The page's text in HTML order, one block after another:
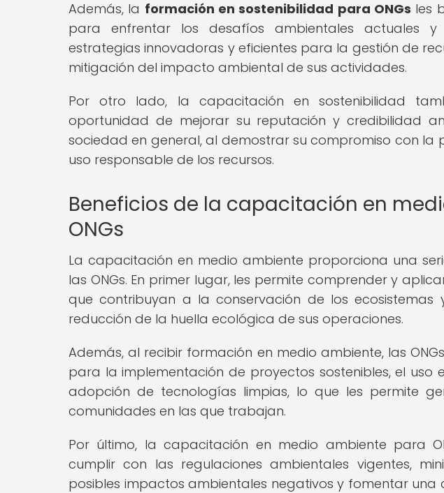
Además, la formación en sostenibilidad para ONGs les
para enfrentar los desafíos ambientales actuales y
estrategias innovadoras y eficientes para la gestión de
mitigación del impacto ambiental de sus actividades.
Por otro lado, la capacitación en sostenibilidad
oportunidad de mejorar su reputación y credibilidad
sociedad en general, al demostrar su compromiso con la
uso responsable de los recursos.
Beneficios de la capacitación en
ONGs
La capacitación en medio ambiente proporciona una
las ONGs. En primer lugar, les permite comprender y
que contribuyan a la conservación de los
reducción de la huella ecológica de sus operaciones.
Además, al recibir formación en medio ambiente, las
para la implementación de proyectos sostenibles, el uso
adopción de tecnologías limpias, lo que les permite
comunidades en las que trabajan.
Por último, la capacitación en medio ambiente para
cumplir con las regulaciones ambientales vigentes,
posibles impactos ambientales negativos y fomentar